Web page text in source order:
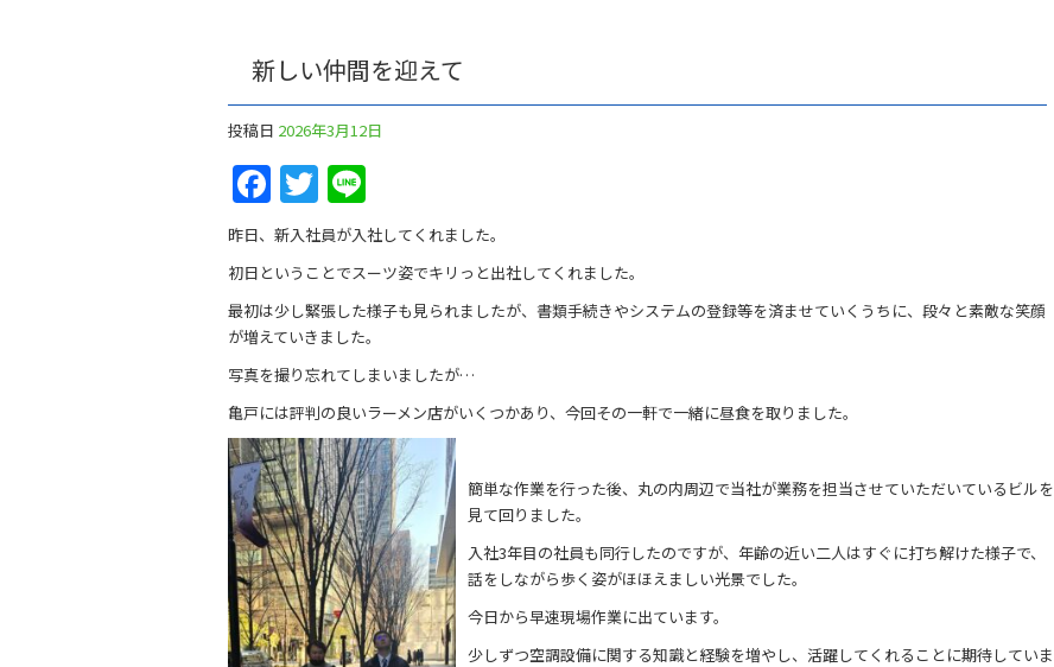
新しい仲間を迎えて
投稿日 2026年3月12日
Facebook
Twitter
昨日、新入社員が入社してくれました。
初日ということでスーツ姿でキリっと出社してくれました。
最初は少し緊張した様子も見られましたが、書類手続きやシステムの登録等を済ませていくうちに、段々と素敵な笑顔
が増えていきました。
写真を撮り忘れてしまいましたが…
亀戸には評判の良いラーメン店がいくつかあり、今回その一軒で一緒に昼食を取りました。
簡単な作業を行った後、丸の内周辺で当社が業務を担当させていただいているビルを
見て回りました。
入社3年目の社員も同行したのですが、年齢の近い二人はすぐに打ち解けた様子で、
話をしながら歩く姿がほほえましい光景でした。
今日から早速現場作業に出ています。
少しずつ空調設備に関する知識と経験を増やし、活躍してくれることに期待していま